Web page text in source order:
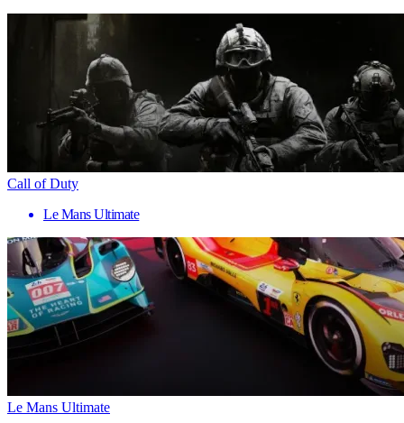
Call of Duty
Le Mans Ultimate
Le Mans Ultimate